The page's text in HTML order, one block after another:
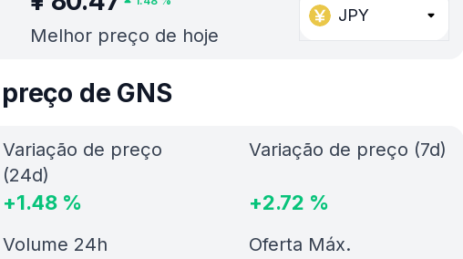
Melhor preço de hoje
JPY
de GNS
Variação de preço
(24d)
+1.48 %
Variação de preço (7d)
+2.72 %
Volume 24h Oferta Máx.